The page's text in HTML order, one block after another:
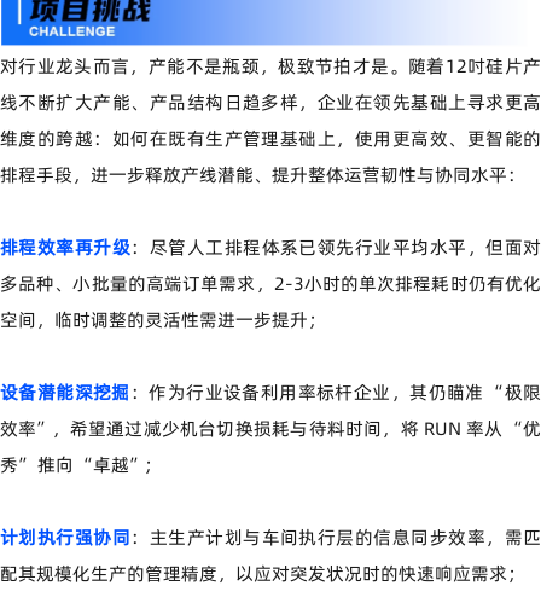
对行业龙头而言，产能不是瓶颈，极致节拍才是。随着12吋硅片产
线不断扩大产能、产品结构日趋多样，企业在领先基础上寻求更高
维度的跨越：如何在既有生产管理基础上，使用更高效、更智能的
排程手段，进一步释放产线潜能、提升整体运营韧性与协同水平：
排程效率再升级：尽管人工排程体系已领先行业平均水平，但面对
多品种、小批量的高端订单需求， 2-3小时的单次排程耗时仍有优化
空间，临时调整的灵活性需进一步提升；
设备潜能深挖掘：作为行业设备利用率标杆企业，其仍瞄准 “极限
效率” ，希望通过减少机台切换损耗与待料时间，将 RUN率从 “优
秀” 推向 “卓越” ；
计划执行强协同：主生产计划与车间执行层的信息同步效率，需匹
配其规模化生产的管理精度，以应对突发状况时的快速响应需求；